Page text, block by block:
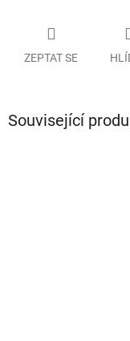
ZEPTAT SE
Související